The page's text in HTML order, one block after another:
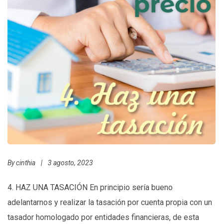
Bycinthia | 3 agosto, 2023
4. HAZ UNA TASACIÓN En principio sería bueno
adelantarnos y realizar la tasación por cuenta propia con un
tasador homologado por entidades financieras, de esta